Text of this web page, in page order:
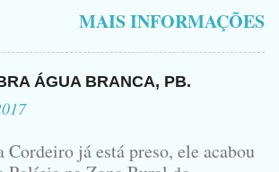
Jardim Karlota, aqui em
- Se você souber de alguma
favor avisar através deste
ela tá Desesperada.
MAIS INFORMAÇÕES
ÁGUA BRANCA, PB.
já está preso, ele acabou